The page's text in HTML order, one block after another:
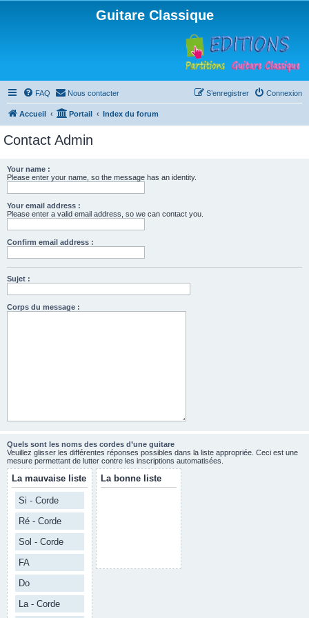
Guitare Classique
FAQ Nous contacter Connexion
S’enregistrer
Accueil Portail Index du forum
Contact Admin
Your name :
Please enter your name, so the message has an identity.
Your email address :
Please enter a valid email address, so we can contact you.
Confirm email address :
Sujet :
Corps du message :
Quels sont les noms des cordes d’une guitare
Veuillez glisser les différentes réponses possibles dans la liste appropriée. Ceci est une
mesure permettant de lutter contre les inscriptions automatisées.
La mauvaise liste
Si - Corde
Ré - Corde
Sol - Corde
FA
Do
La - Corde
La bonne liste